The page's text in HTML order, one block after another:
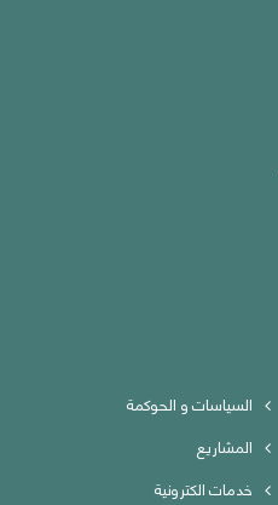
السياسات و الحوكمة
المشاريع
خدمات الكترونية